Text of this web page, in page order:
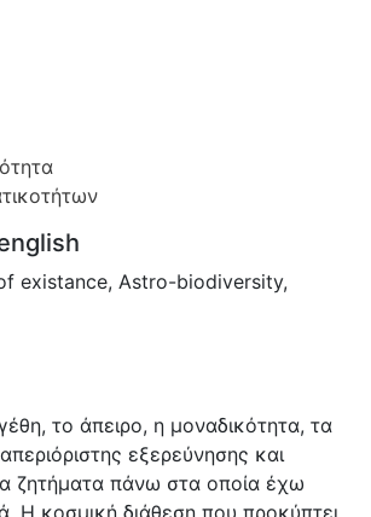
existance, Astro-biodiversity,
το άπειρο, η μοναδικότητα, τα
εξερεύνησης και
ζητήματα πάνω στα οποία έχω
Η κοσμική διάθεση που προκύπτει